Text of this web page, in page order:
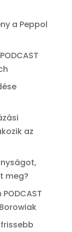
a Peppol
az
meg?